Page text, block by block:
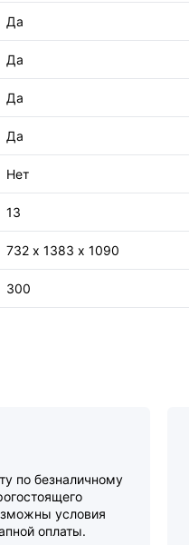
Да
Да
Да
Да
Нет
13
732 х 1383 х 1090
300
по безналичному
условия
оплаты.